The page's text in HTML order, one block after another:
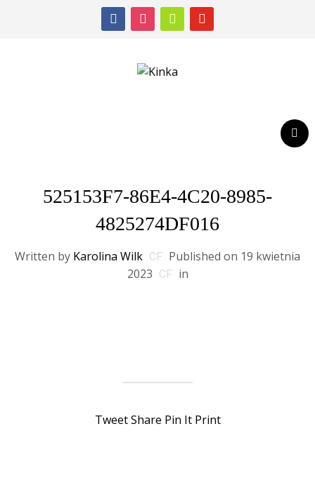
525153F7-86E4-4C20-8985-
4825274DF016
Written by Karolina Wilk Published on 19 kwietnia
2023
in
Tweet Share Pin It Print